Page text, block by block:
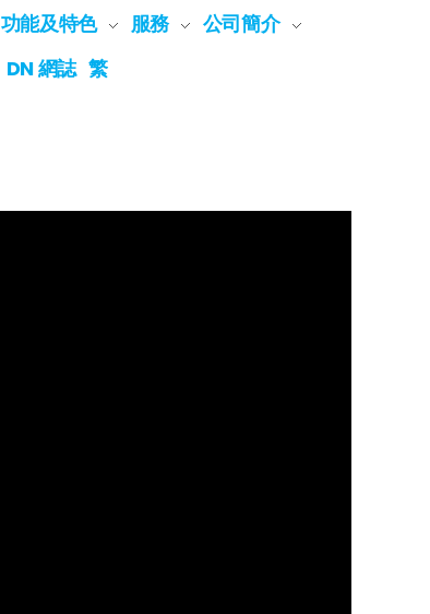
功能及特色 服務
公司簡介
DN 網誌 繁